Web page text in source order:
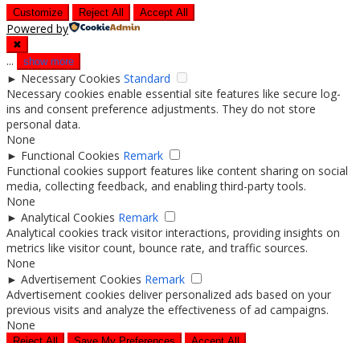
Customize Reject All Accept All
Powered by
✖
... show more
► Necessary Cookies Standard
Necessary cookies enable essential site features like secure log-
ins and consent preference adjustments. They do not store
personal data.
None
► Functional Cookies Remark
Functional cookies support features like content sharing on social
media, collecting feedback, and enabling third-party tools.
None
► Analytical Cookies Remark
Analytical cookies track visitor interactions, providing insights on
metrics like visitor count, bounce rate, and traffic sources.
None
► Advertisement Cookies Remark
Advertisement cookies deliver personalized ads based on your
previous visits and analyze the effectiveness of ad campaigns.
None